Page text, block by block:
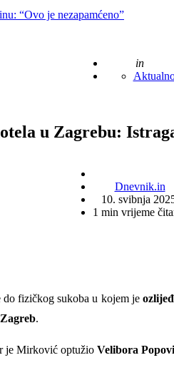
“Ovo je nezapamćeno”
Posted
in
u Zagrebu:
Posted
by
Dnevnik.in
10. svibnja
1 min vrijeme
do fizičkog sukoba u kojem je
.
je Mirković optužio Velibora